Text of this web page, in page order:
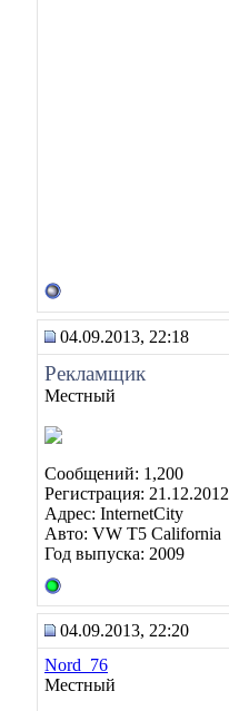
04.09.2013, 22:18
Рекламщик
Местный
Сообщений: 1,200
Регистрация: 21.12.2012
Адрес: InternetCity
Авто: VW T5 California
Год выпуска: 2009
04.09.2013, 22:20
Nord_76
Местный